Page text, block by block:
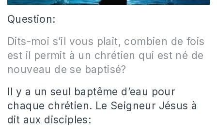
Question:
Dits-moi s’il vous plait, combien de fois
est il permit à un chrétien qui est né de
nouveau de se baptisé?
Il y a un seul baptême d’eau pour
chaque chrétien. Le Seigneur Jésus à
dit aux disciples: